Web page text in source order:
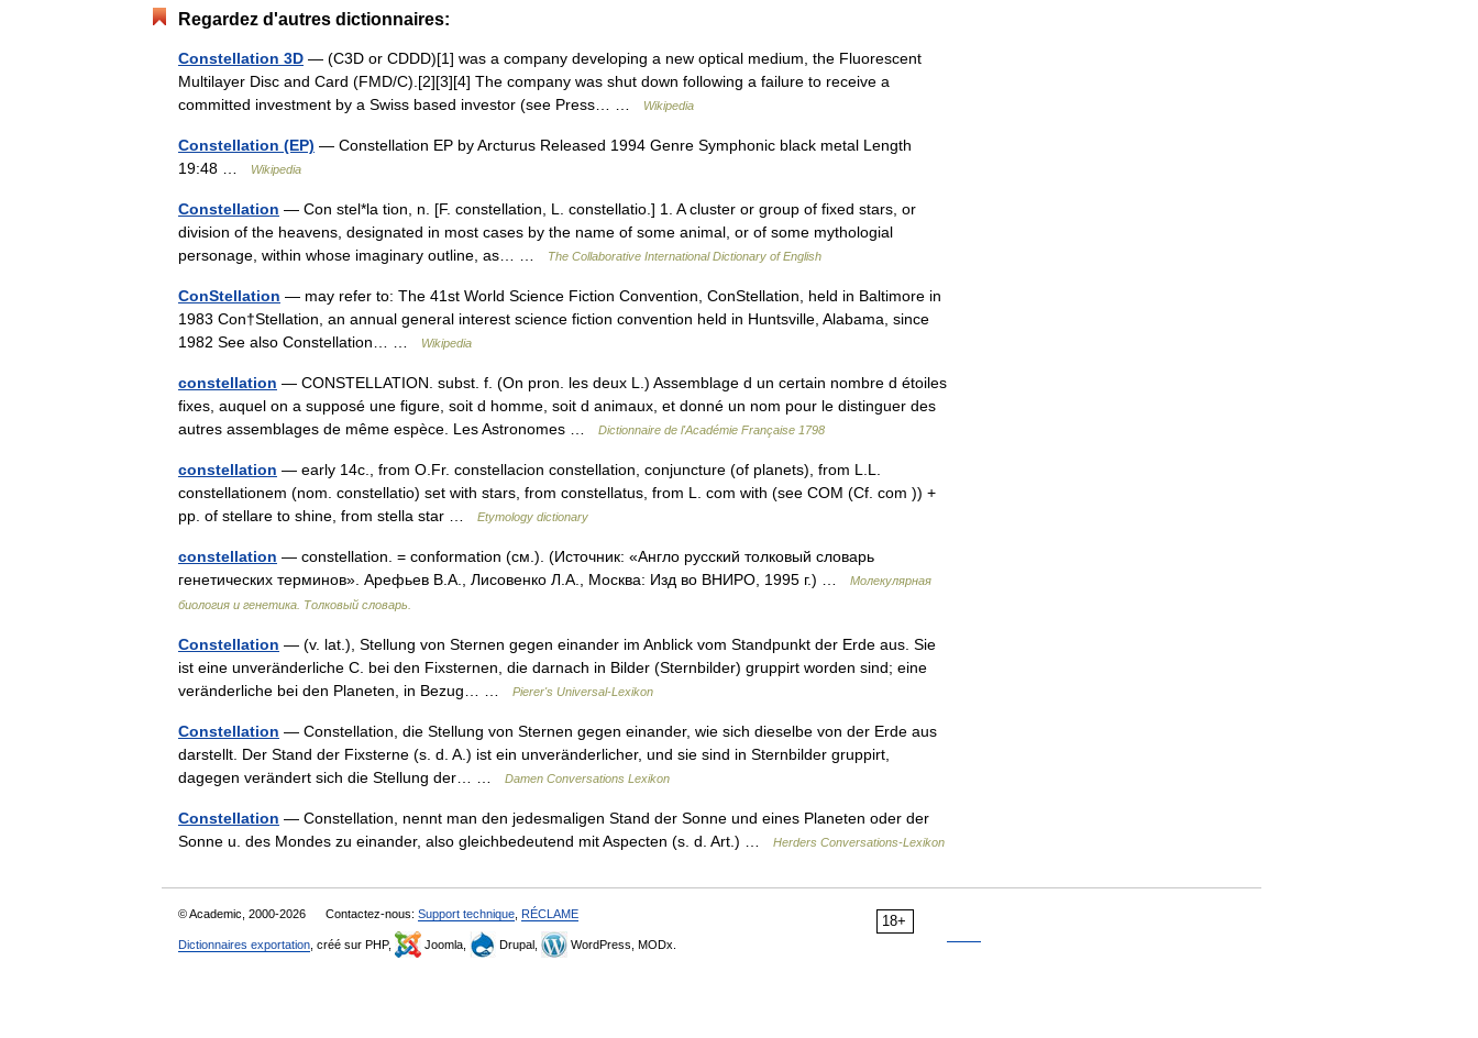
Regardez d'autres dictionnaires:
Constellation 3D — (C3D or CDDD)[1] was a company developing a new optical medium, the Fluorescent
Multilayer Disc and Card (FMD/C).[2][3][4] The company was shut down following a failure to receive a
committed investment by a Swiss based investor (see Press… …
Wikipedia
Constellation (EP) — Constellation EP by Arcturus Released 1994 Genre Symphonic black metal Length
19:48 …
Wikipedia
Constellation — Con stel*la tion, n. [F. constellation, L. constellatio.] 1. A cluster or group of fixed stars, or
division of the heavens, designated in most cases by the name of some animal, or of some mythologial
personage, within whose imaginary outline, as… …
The Collaborative International Dictionary of English
ConStellation — may refer to: The 41st World Science Fiction Convention, ConStellation, held in Baltimore in
1983 Con†Stellation, an annual general interest science fiction convention held in Huntsville, Alabama, since
1982 See also Constellation… …
Wikipedia
constellation — CONSTELLATION. subst. f. (On pron. les deux L.) Assemblage d un certain nombre d étoiles
fixes, auquel on a supposé une figure, soit d homme, soit d animaux, et donné un nom pour le distinguer des
autres assemblages de même espèce. Les Astronomes …
Dictionnaire de l'Académie Française 1798
constellation — early 14c., from O.Fr. constellacion constellation, conjuncture (of planets), from L.L.
constellationem (nom. constellatio) set with stars, from constellatus, from L. com with (see COM (Cf. com )) +
pp. of stellare to shine, from stella star …
Etymology dictionary
constellation — constellation. = conformation (см.). (Источник: «Англо русский толковый словарь
генетических терминов». Арефьев В.А., Лисовенко Л.А., Москва: Изд во ВНИРО, 1995 г.) …
Молекулярная
биология и генетика. Толковый словарь.
Constellation — (v. lat.), Stellung von Sternen gegen einander im Anblick vom Standpunkt der Erde aus. Sie
ist eine unveränderliche C. bei den Fixsternen, die darnach in Bilder (Sternbilder) gruppirt worden sind; eine
veränderliche bei den Planeten, in Bezug… …
Pierer's Universal-Lexikon
Constellation — Constellation, die Stellung von Sternen gegen einander, wie sich dieselbe von der Erde aus
darstellt. Der Stand der Fixsterne (s. d. A.) ist ein unveränderlicher, und sie sind in Sternbilder gruppirt,
dagegen verändert sich die Stellung der… …
Damen Conversations Lexikon
Constellation — Constellation, nennt man den jedesmaligen Stand der Sonne und eines Planeten oder der
Sonne u. des Mondes zu einander, also gleichbedeutend mit Aspecten (s. d. Art.) …
Herders Conversations-Lexikon
18+
© Academic, 2000-2026 Contactez-nous: Support technique RÉCLAME
Dictionnaires exportation , créé sur PHP, Joomla, Drupal, WordPress, MODx.